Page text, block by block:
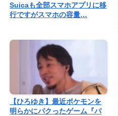
Suicaも全部スマホアプリに移
行ですがスマホの容量…
【ひろゆき】最近ポケモンを
明らかにパクったゲーム『パ